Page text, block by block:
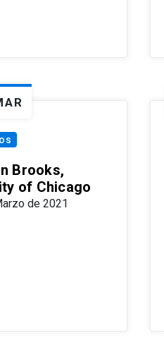
Brooks,
of Chicago
de 2021